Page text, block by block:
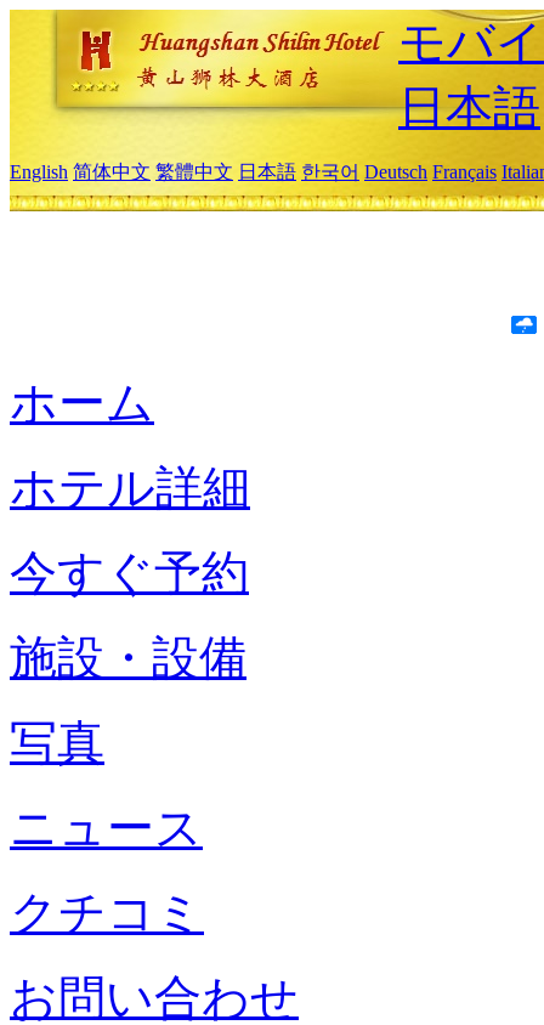
モバ
日本語
English 简体中文 繁體中文 日本語 한국어 Deutsch Français
ホーム
ホテル詳細
今すぐ予約
施設・設備
写真
ニュース
クチコミ
お問い合わせ